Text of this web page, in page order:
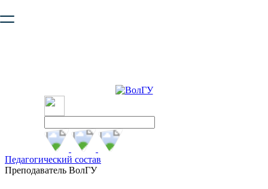
безопасную работу с сайтом. Пожалуйста
Педагогический состав
Преподаватель ВолГУ